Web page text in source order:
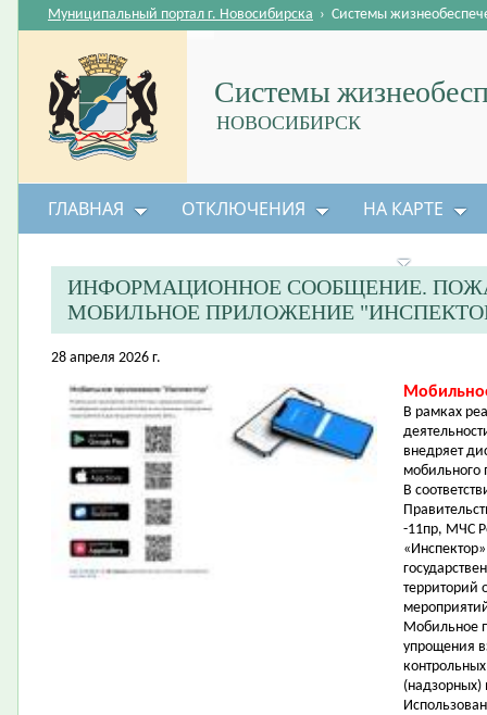
Системы
НОВОСИБИРСК
Муниципальный портал г. Новосибирска › Системы
ГЛАВНАЯ ОТКЛЮЧЕНИЯ НА КАРТЕ
ИНФОРМАЦИОННОЕ СООБЩЕНИЕ.
МОБИЛЬНОЕ ПРИЛОЖЕНИЕ
28 апреля 2026 г.
В рамках
внедряет
мобильного
В
-11пр, МЧС
территорий
Мобильное
упрощения
(надзорных)